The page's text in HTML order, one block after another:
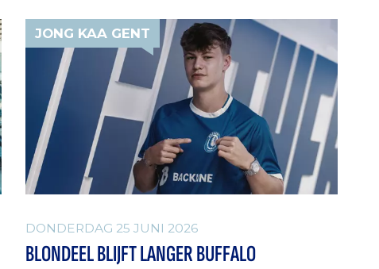
JONG KAA GENT
DONDERDAG 25 JUNI 2026
BLONDEEL BLIJFT LANGER BUFFALO